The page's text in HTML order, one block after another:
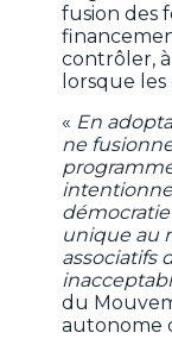
fusion des
contrôler,
lorsque
« En
ne
unique au
associatifs
du
autonome